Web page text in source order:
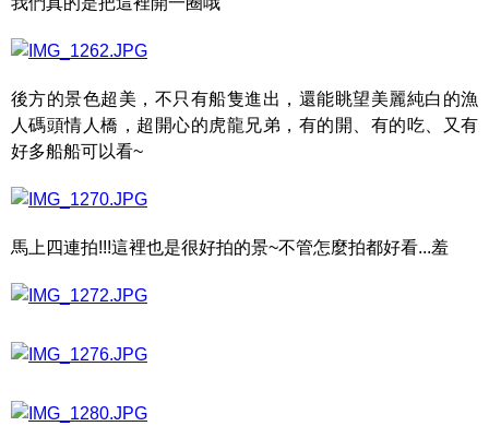
後方的景色超美，不只有船隻進出，還能眺望美麗純白的漁
人碼頭情人橋，超開心的虎龍兄弟，有的開、有的吃、又有
好多船船可以看~
馬上四連拍!!!這裡也是很好拍的景~不管怎麼拍都好看...羞